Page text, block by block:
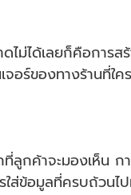
ม่ได้เลยก็คือการส
อร์ของทางร้านที่ใค
ลูกค้าจะมองเห็น ก
ใส่ข้อมูลที่ครบถ้วนไ